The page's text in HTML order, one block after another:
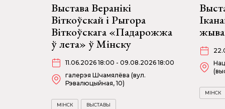
Выстава Веранікі
Віткоўскай і Рыгора
Віткоўскага «Падарожжа
ў лета» ў Мінску
11.06.2026 18:00 - 09.08.2026 18:00
галерэя Шчамялёва (вул.
Рэвалюцыйная, 10)
МІНСК ВЫСТАВЫ
МІНСК